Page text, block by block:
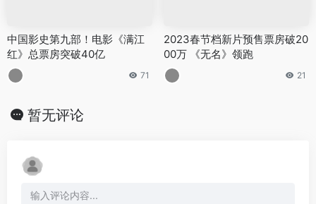
中国影史第九部！电影《满江
红》总票房突破40亿
71
2023春节档新片预售票房破20
00万 《无名》领跑
21
暂无评论